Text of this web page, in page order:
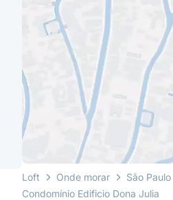
Loft Onde morar São Paulo
Condomínio Edificio Dona Julia